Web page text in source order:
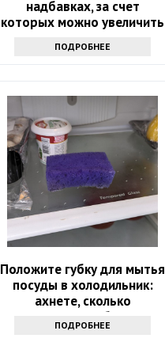
надбавках, за счет
которых можно увеличить
ПОДРОБНЕЕ
Положите губку для мытья
посуды в холодильник:
ахнете, сколько
надоевших проблем это
решит
ПОДРОБНЕЕ